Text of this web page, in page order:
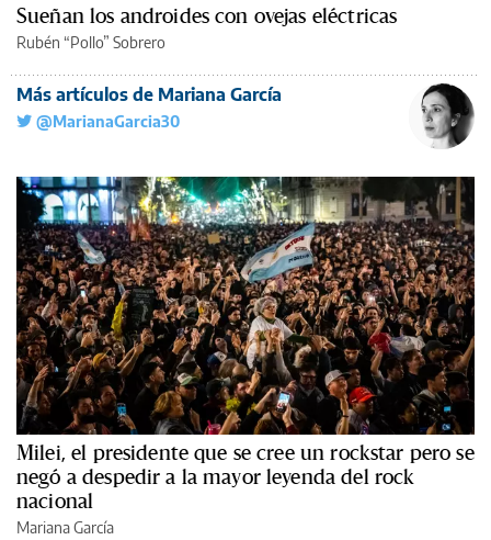
Sueñan los androides con ovejas eléctricas
Rubén “Pollo” Sobrero
Más artículos de Mariana García
@MarianaGarcia30
Milei, el presidente que se cree un rockstar pero se
negó a despedir a la mayor leyenda del rock
nacional
Mariana García